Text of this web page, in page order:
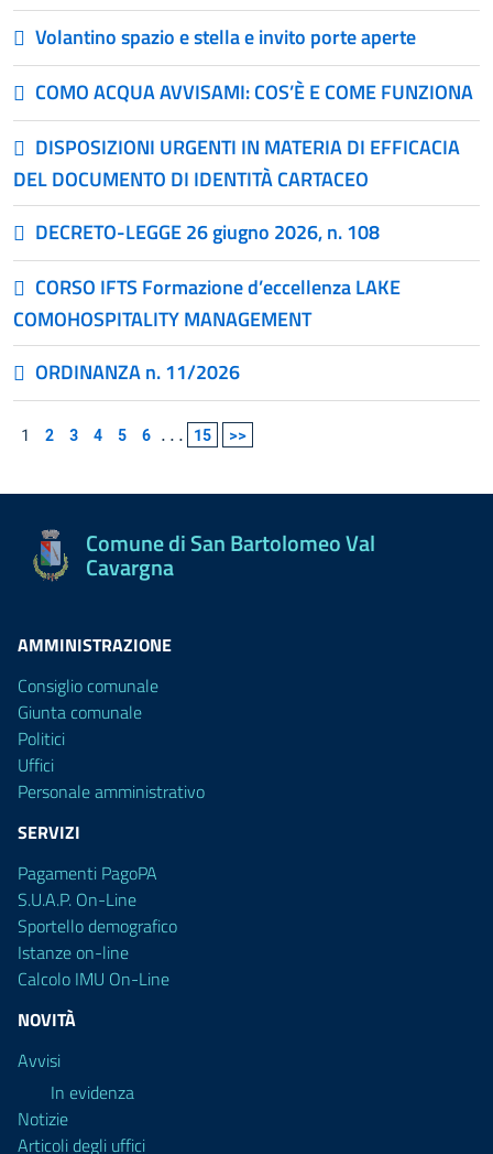
Volantino spazio e stella e invito porte aperte
COMO ACQUA AVVISAMI: COS’È E COME FUNZIONA
DISPOSIZIONI URGENTI IN MATERIA DI EFFICACIA
DEL DOCUMENTO DI IDENTITÀ CARTACEO
DECRETO-LEGGE 26 giugno 2026, n. 108
CORSO IFTS Formazione d’eccellenza LAKE
COMOHOSPITALITY MANAGEMENT
ORDINANZA n. 11/2026
1 2 3 4 5 6 ... 15 >>
Comune di San Bartolomeo Val
Cavargna
AMMINISTRAZIONE
Consiglio comunale
Giunta comunale
Politici
Uffici
Personale amministrativo
SERVIZI
Pagamenti PagoPA
S.U.A.P. On-Line
Sportello demografico
Istanze on-line
Calcolo IMU On-Line
NOVITÀ
Avvisi
In evidenza
Notizie
Articoli degli uffici